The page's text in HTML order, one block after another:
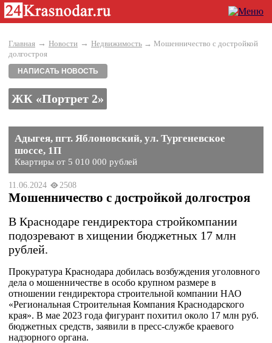
Главная → Новости → Недвижимость → Мошенничество с достройкой
долгостроя
НАПИСАТЬ НОВОСТЬ
ЖК «Портрет 2»
Адыгея, пгт. Яблоновский, ул. Тургеневское
шоссе, 1П
Квартиры от 5 010 000 рублей
11.06.2024 2508
Мошенничество с достройкой долгостроя
В Краснодаре гендиректора стройкомпании
подозревают в хищении бюджетных 17 млн
рублей.
Прокуратура Краснодара добилась возбуждения уголовного
дела о мошенничестве в особо крупном размере в
отношении гендиректора строительной компании НАО
«Региональная Строительная Компания Краснодарского
края». В мае 2023 года фигурант похитил около 17 млн руб.
бюджетных средств, заявили в пресс-службе краевого
надзорного органа.